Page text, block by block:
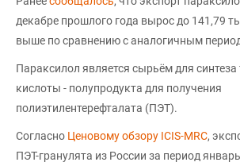
декабре прошлого года вырос до 141,79
выше по сравнению с аналогичным
Параксилол является сырьём для синтеза
кислоты - полупродукта для получения
полиэтилентерефталата (ПЭТ).
Согласно Ценовому обзору ICIS-MRC,
ПЭТ-гранулята из России за период